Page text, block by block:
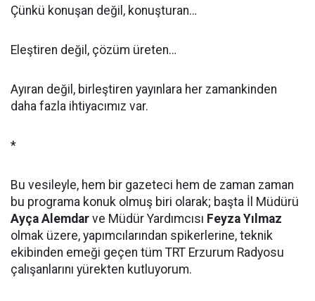
Çünkü konuşan değil, konuşturan…
Eleştiren değil, çözüm üreten…
Ayıran değil, birleştiren yayınlara her zamankinden
daha fazla ihtiyacımız var.
*
Bu vesileyle, hem bir gazeteci hem de zaman zaman
bu programa konuk olmuş biri olarak; başta İl Müdürü
Ayça Alemdar ve Müdür Yardımcısı Feyza Yılmaz
olmak üzere, yapımcılarından spikerlerine, teknik
ekibinden emeği geçen tüm TRT Erzurum Radyosu
çalışanlarını yürekten kutluyorum.